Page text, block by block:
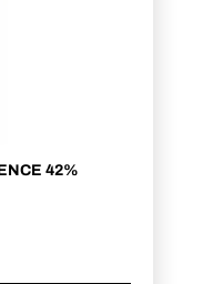
42%